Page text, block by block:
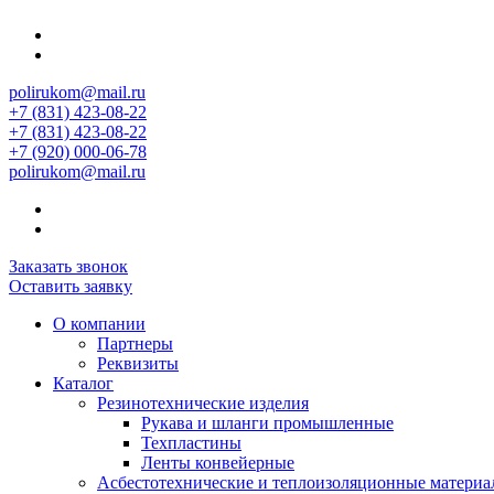
polirukom@mail.ru
+7 (831) 423-08-22
+7 (831) 423-08-22
+7 (920) 000-06-78
polirukom@mail.ru
Заказать звонок
Оставить заявку
О компании
Партнеры
Реквизиты
Каталог
Резинотехнические изделия
Рукава и шланги промышленные
Техпластины
Ленты конвейерные
Асбестотехнические и теплоизоляционные